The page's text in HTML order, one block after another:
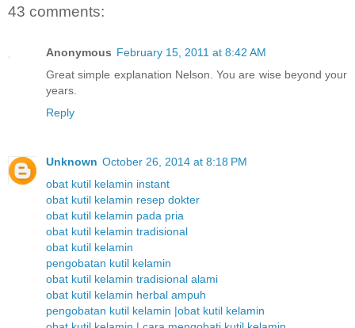
43 comments:
Anonymous February 15, 2011 at 8:42 AM
Great simple explanation Nelson. You are wise beyond your
years.
Reply
Unknown October 26, 2014 at 8:18 PM
obat kutil kelamin instant
obat kutil kelamin resep dokter
obat kutil kelamin pada pria
obat kutil kelamin tradisional
obat kutil kelamin
pengobatan kutil kelamin
obat kutil kelamin tradisional alami
obat kutil kelamin herbal ampuh
pengobatan kutil kelamin |obat kutil kelamin